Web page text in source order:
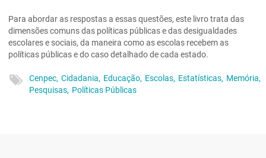
Para abordar as respostas a essas questões, este livro trata das
dimensões comuns das políticas públicas e das desigualdades
escolares e sociais, da maneira como as escolas recebem as
políticas públicas e do caso detalhado de cada estado.
Cenpec, Cidadania, Educação, Escolas, Estatísticas, Memória,
Pesquisas, Políticas Públicas